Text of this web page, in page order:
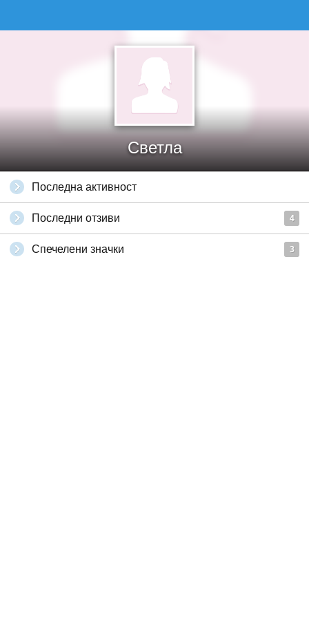
Светла
Последна активност
Последни отзиви 4
Спечелени значки 3